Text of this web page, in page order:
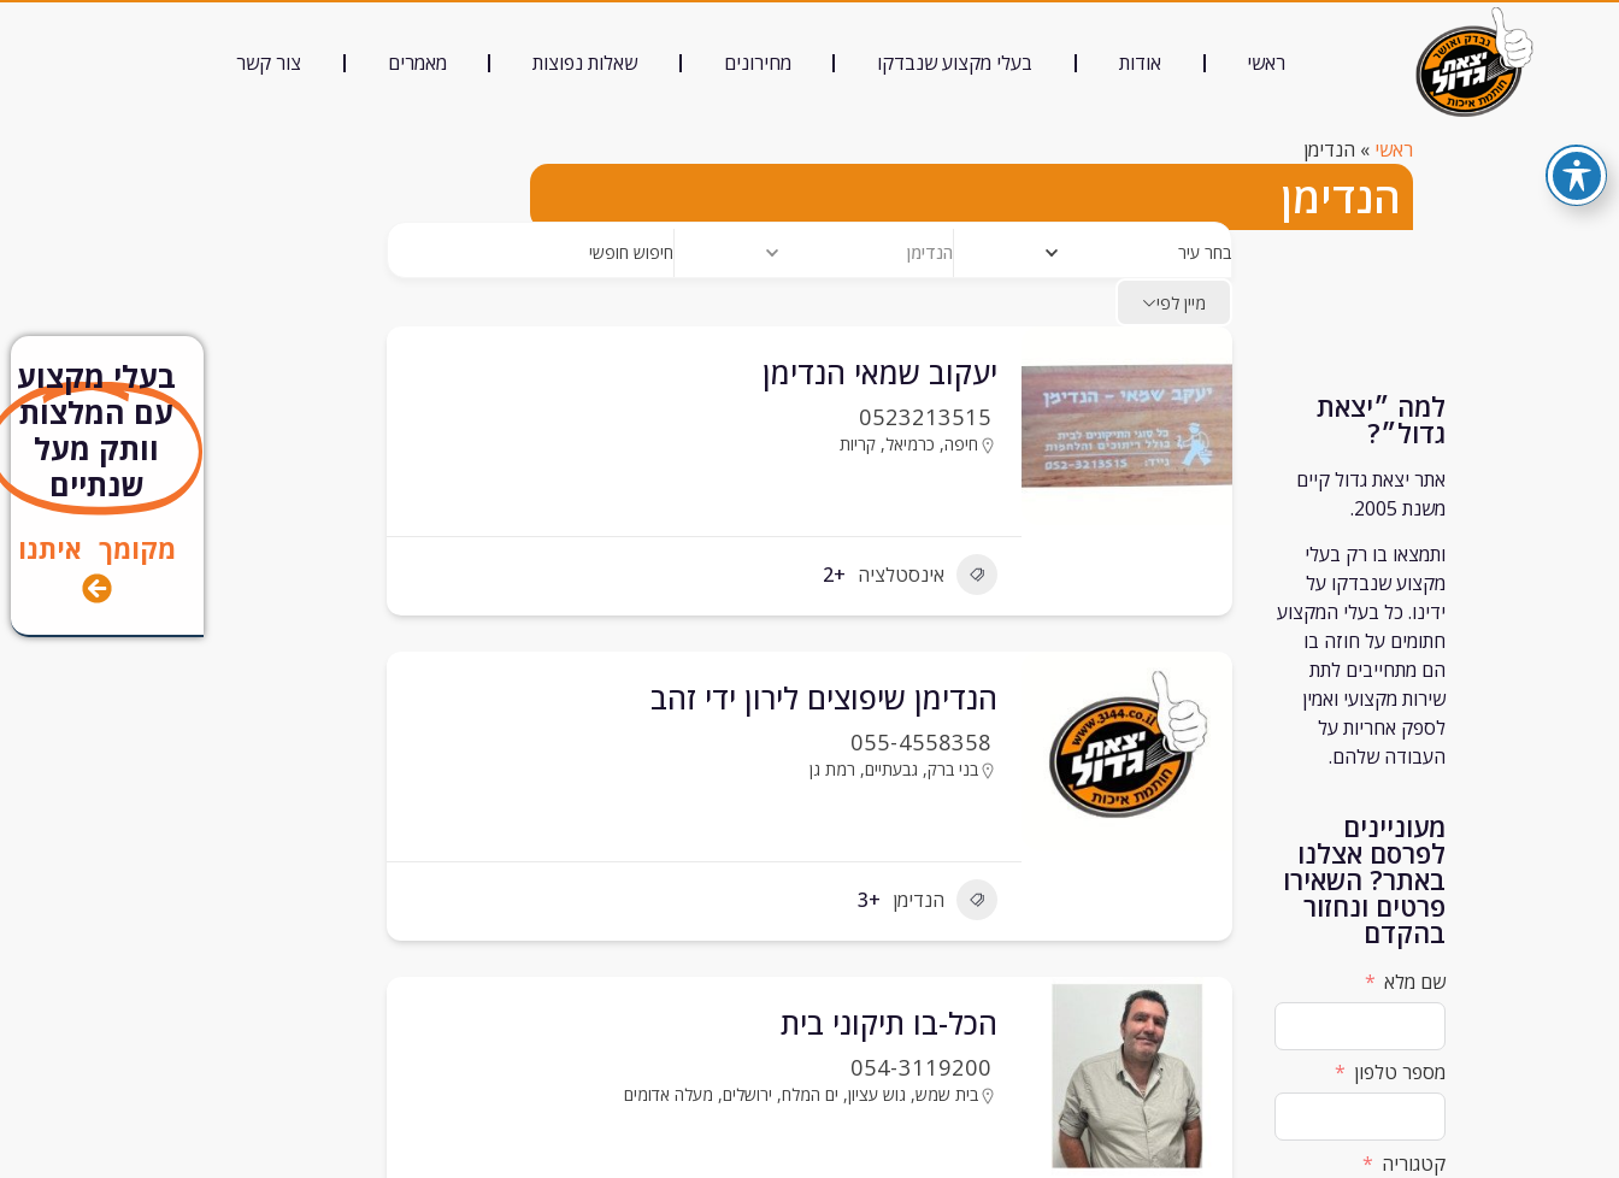
ראשי אודות בעלי מקצוע שנבדקו מחירונים שאלות נפוצות מאמרים צור קשר
ראשי » הנדימן
הנדימן
למה ״יצאת
גדול״?
אתר יצאת גדול קיים
משנת 2005.
ותמצאו בו רק בעלי
מקצוע שנבדקו על
ידינו. כל בעלי המקצוע
חתומים על חוזה בו
הם מתחייבים לתת
שירות מקצועי ואמין
לספק אחריות על
העבודה שלהם.
מעוניינים
לפרסם אצלנו
באתר? השאירו
פרטים ונחזור
בהקדם
שם מלא
מספר טלפון
קטגוריה
בחר עיר הנדימן חיפוש חופשי
מיין לפי
יעקוב שמאי הנדימן
0523213515
חיפה, כרמיאל,קריות
אינסטלציה +2
הנדימן שיפוצים לירון ידי זהב
055-4558358
בני ברק, גבעתיים, רמת גן
הנדימן +3
הכל-בו תיקוני בית
054-3119200
בית שמש, גוש עציון, ים המלח, ירושלים, מעלה אדומים
בעלי מקצוע
עם המלצות
וותק מעל
שנתיים
מקומך איתנו